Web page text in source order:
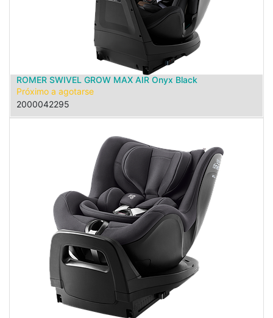
ROMER SWIVEL GROW MAX AIR Onyx Black
Próximo a agotarse
2000042295